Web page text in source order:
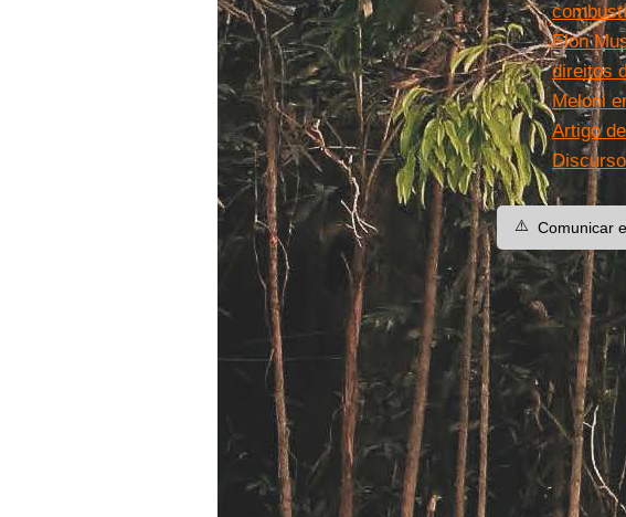
Elon
direitos
Meloni
Artigo
⚠️ Comunicar